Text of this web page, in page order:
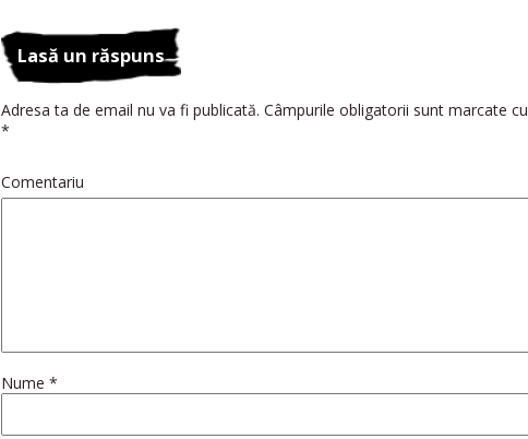
Lasă un răspuns
Adresa ta de email nu va fi publicată. Câmpurile obligatorii sunt marcate cu
*
Comentariu
Nume *